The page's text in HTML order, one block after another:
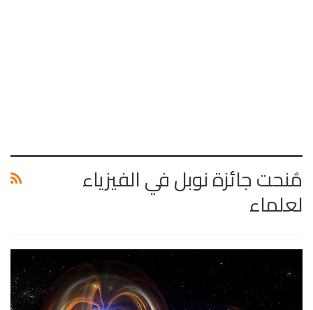
مُنحت جائزة نوبل في الفيزياء
لعلماء